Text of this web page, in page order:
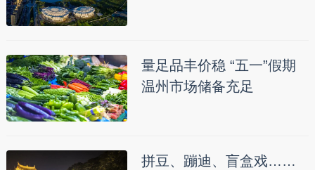
量足品丰价稳 “五一”假期
温州市场储备充足
拼豆、蹦迪、盲盒戏……